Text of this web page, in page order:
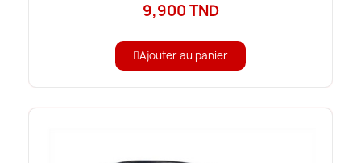
9,900 TND
Ajouter au panier